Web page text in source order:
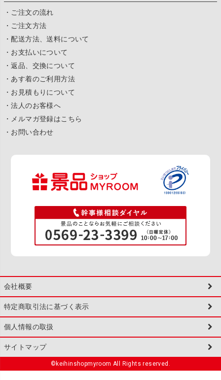
・ご注文の流れ
・ご注文方法
・配送方法、送料について
・お支払いについて
・返品、交換について
・あす着のご利用方法
・お見積もりについて
・法人のお客様へ
・メルマガ登録はこちら
・お問い合わせ
会社概要
特定商取引法に基づく表示
個人情報の取扱
サイトマップ
©keihinshopmyroom All Rights reserved.